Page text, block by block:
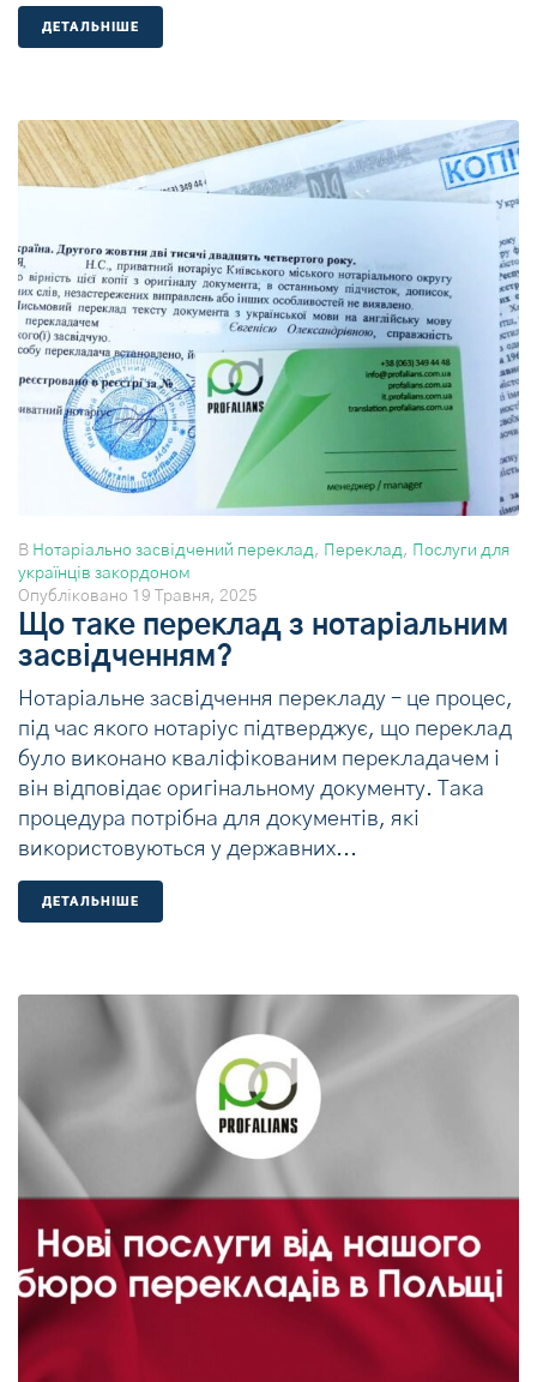
ДЕТАЛЬНIШЕ
В Нотаріально засвідчений переклад , Переклад , Послуги для
українців закордоном
Опубліковано 19 Травня, 2025
Що таке переклад з нотаріальним
засвідченням?
Нотаріальне засвідчення перекладу – це процес,
під час якого нотаріус підтверджує, що переклад
було виконано кваліфікованим перекладачем і
він відповідає оригінальному документу. Така
процедура потрібна для документів, які
використовуються у державних...
ДЕТАЛЬНIШЕ